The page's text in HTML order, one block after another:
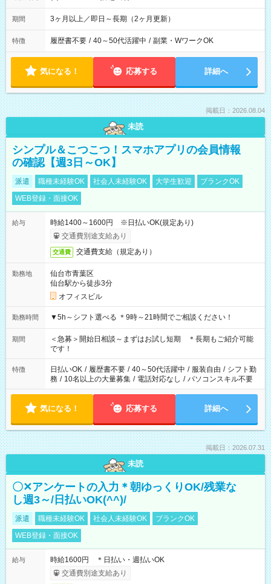
期間 3ヶ月以上／即日～長期（2ヶ月更新）
特徴 履歴書不要 / 40～50代活躍中 / 副業・WワークOK
気になる！ 応募する 詳細へ
掲載日：2026.08.04
未読
シンプル＆こつこつ！スマホアプリの会員情報
の確認【週3日～OK】
派遣 職種未経験OK 社会人未経験OK 大学生歓迎
ブランクOK
WEB登録・面接OK
給与
時給1400～1600円 ※日払いOK(規定あり)
交通費別途支給あり
交通費 交通費支給（規定あり）
勤務地
仙台市青葉区
仙台駅から徒歩3分
オフィスビル
勤務時間 ▼5h～シフト選べる ＊9時～21時間でご相談ください！
期間
＜急募＞開始日相談～まずはお試し短期 ＊長期もご紹介可能
です！
特徴 日払いOK / 履歴書不要 / 40～50代活躍中 / 服装自由 / シフト勤
務 / 10名以上の大量募集 / 電話対応なし / パソコンスキル不要
気になる！ 応募する 詳細へ
掲載日：2026.07.31
未読
〇✕アンケートの入力＊朝ゆっくりOK/残業な
し週3～/日払いOK(^^)/
派遣 職種未経験OK 社会人未経験OK
ブランクOK
WEB登録・面接OK
給与
時給1600円 ＊日払い・週払いOK
交通費別途支給あり